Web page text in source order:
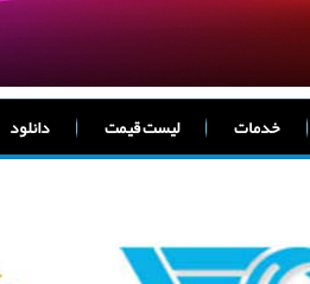
خدمات لیست قیمت دانلود